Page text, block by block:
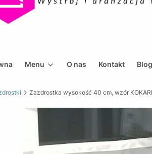
Menu O nas Kontakt Blog
Zazdrostka wysokość 40 cm, wzór